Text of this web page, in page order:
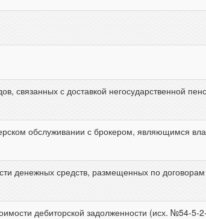
связанных с доставкой негосударственной
обслуживании с брокером, являющимся
денежных средств, размещенных по
дебиторской задолженности (исх. №54-5-